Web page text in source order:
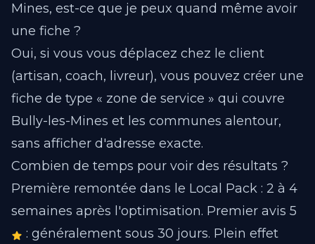
Mines, est-ce que je peux quand même avoir
une fiche ?
Oui, si vous vous déplacez chez le client
(artisan, coach, livreur), vous pouvez créer une
fiche de type « zone de service » qui couvre
Bully-les-Mines et les communes alentour,
sans afficher d'adresse exacte.
Combien de temps pour voir des résultats ?
Première remontée dans le Local Pack : 2 à 4
semaines après l'optimisation. Premier avis 5
: généralement sous 30 jours. Plein effet